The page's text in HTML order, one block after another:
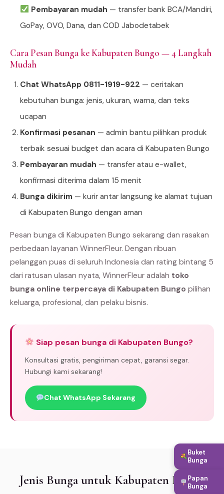
Pembayaran mudah — transfer bank BCA/Mandiri,
GoPay, OVO, Dana, dan COD Jabodetabek
Cara Pesan Bunga ke Kabupaten Bungo — 4 Langkah
Mudah
Chat WhatsApp 0811-1919-922 — ceritakan
kebutuhan bunga: jenis, ukuran, warna, dan teks
ucapan
Konfirmasi pesanan — admin bantu pilihkan produk
terbaik sesuai budget dan acara di Kabupaten Bungo
Pembayaran mudah — transfer atau e-wallet,
konfirmasi diterima dalam 15 menit
Bunga dikirim — kurir antar langsung ke alamat tujuan
di Kabupaten Bungo dengan aman
Pesan bunga di Kabupaten Bungo sekarang dan rasakan
perbedaan layanan WinnerFleur. Dengan ribuan
pelanggan puas di seluruh Indonesia dan rating bintang 5
dari ratusan ulasan nyata, WinnerFleur adalah toko
bunga online terpercaya di Kabupaten Bungo pilihan
keluarga, profesional, dan pelaku bisnis.
Siap pesan bunga di Kabupaten Bungo?
Konsultasi gratis, pengiriman cepat, garansi segar.
Hubungi kami sekarang!
Chat WhatsApp Sekarang
Jenis Bunga untuk Kabupaten Bungo
Buket
Bunga
Papan
Bunga